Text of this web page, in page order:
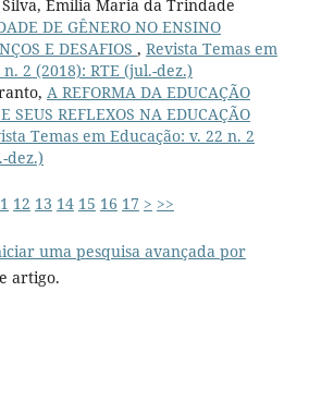
Emília Maria da Trindade
DE GÊNERO NO ENSINO
E DESAFIOS , Revista Temas em
2 (2018): RTE (jul.-dez.)
A REFORMA DA EDUCAÇÃO
SEUS REFLEXOS NA EDUCAÇÃO
Temas em Educação: v. 22 n. 2
dez.)
12 13 14 15 16 17 > >>
uma pesquisa avançada por
artigo.